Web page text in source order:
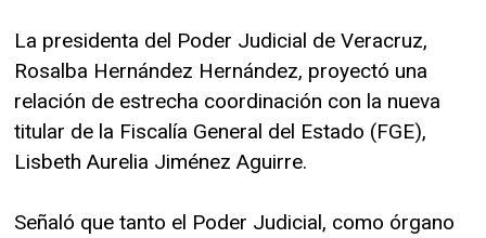
La presidenta del Poder Judicial de Veracruz,
Rosalba Hernández Hernández, proyectó una
relación de estrecha coordinación con la nueva
titular de la Fiscalía General del Estado (FGE),
Lisbeth Aurelia Jiménez Aguirre.
Señaló que tanto el Poder Judicial, como órgano